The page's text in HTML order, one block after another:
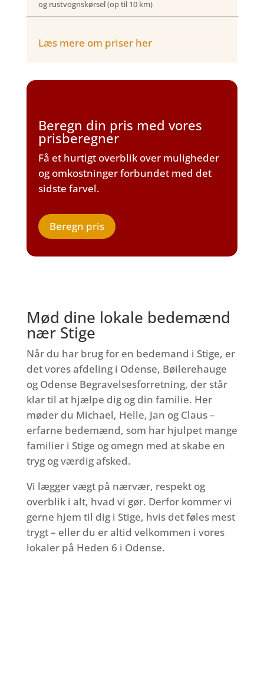
og rustvognskørsel (op til 10 km)
Læs mere om priser her
Beregn din pris med vores
prisberegner
Få et hurtigt overblik over muligheder
og omkostninger forbundet med det
sidste farvel.
Beregn pris
Mød dine lokale bedemænd
nær Stige
Når du har brug for en bedemand i Stige, er
det vores afdeling i Odense, Bøilerehauge
og Odense Begravelsesforretning, der står
klar til at hjælpe dig og din familie. Her
møder du Michael, Helle, Jan og Claus –
erfarne bedemænd, som har hjulpet mange
familier i Stige og omegn med at skabe en
tryg og værdig afsked.
Vi lægger vægt på nærvær, respekt og
overblik i alt, hvad vi gør. Derfor kommer vi
gerne hjem til dig i Stige, hvis det føles mest
trygt – eller du er altid velkommen i vores
lokaler på Heden 6 i Odense.